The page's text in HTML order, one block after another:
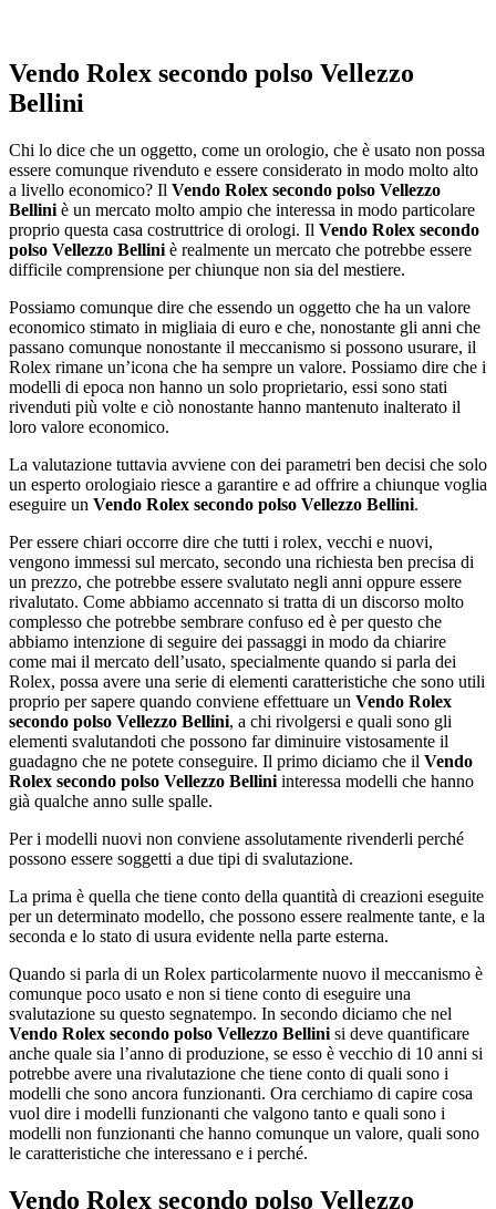
Vendo Rolex secondo polso Vellezzo
Bellini
Chi lo dice che un oggetto, come un orologio, che è usato non possa
essere comunque rivenduto e essere considerato in modo molto alto
a livello economico? Il Vendo Rolex secondo polso Vellezzo
Bellini è un mercato molto ampio che interessa in modo particolare
proprio questa casa costruttrice di orologi. Il Vendo Rolex secondo
polso Vellezzo Bellini è realmente un mercato che potrebbe essere
difficile comprensione per chiunque non sia del mestiere.
Possiamo comunque dire che essendo un oggetto che ha un valore
economico stimato in migliaia di euro e che, nonostante gli anni che
passano comunque nonostante il meccanismo si possono usurare, il
Rolex rimane un’icona che ha sempre un valore. Possiamo dire che i
modelli di epoca non hanno un solo proprietario, essi sono stati
rivenduti più volte e ciò nonostante hanno mantenuto inalterato il
loro valore economico.
La valutazione tuttavia avviene con dei parametri ben decisi che solo
un esperto orologiaio riesce a garantire e ad offrire a chiunque voglia
eseguire un Vendo Rolex secondo polso Vellezzo Bellini.
Per essere chiari occorre dire che tutti i rolex, vecchi e nuovi,
vengono immessi sul mercato, secondo una richiesta ben precisa di
un prezzo, che potrebbe essere svalutato negli anni oppure essere
rivalutato. Come abbiamo accennato si tratta di un discorso molto
complesso che potrebbe sembrare confuso ed è per questo che
abbiamo intenzione di seguire dei passaggi in modo da chiarire
come mai il mercato dell’usato, specialmente quando si parla dei
Rolex, possa avere una serie di elementi caratteristiche che sono utili
proprio per sapere quando conviene effettuare un Vendo Rolex
secondo polso Vellezzo Bellini, a chi rivolgersi e quali sono gli
elementi svalutandoti che possono far diminuire vistosamente il
guadagno che ne potete conseguire. Il primo diciamo che il Vendo
Rolex secondo polso Vellezzo Bellini interessa modelli che hanno
già qualche anno sulle spalle.
Per i modelli nuovi non conviene assolutamente rivenderli perché
possono essere soggetti a due tipi di svalutazione.
La prima è quella che tiene conto della quantità di creazioni eseguite
per un determinato modello, che possono essere realmente tante, e la
seconda e lo stato di usura evidente nella parte esterna.
Quando si parla di un Rolex particolarmente nuovo il meccanismo è
comunque poco usato e non si tiene conto di eseguire una
svalutazione su questo segnatempo. In secondo diciamo che nel
Vendo Rolex secondo polso Vellezzo Bellini si deve quantificare
anche quale sia l’anno di produzione, se esso è vecchio di 10 anni si
potrebbe avere una rivalutazione che tiene conto di quali sono i
modelli che sono ancora funzionanti. Ora cerchiamo di capire cosa
vuol dire i modelli funzionanti che valgono tanto e quali sono i
modelli non funzionanti che hanno comunque un valore, quali sono
le caratteristiche che interessano e i perché.
Vendo Rolex secondo polso Vellezzo